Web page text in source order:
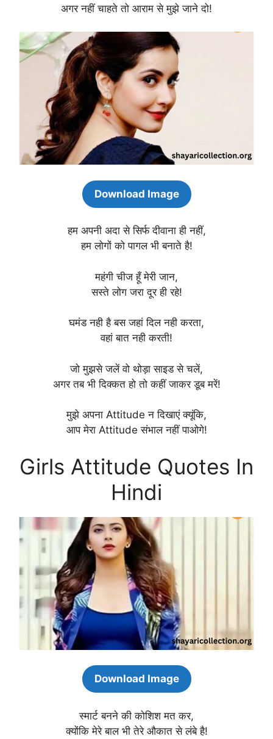
अगर नहीं चाहते तो आराम से मुझे जाने दो!
Download Image
हम अपनी अदा से सिर्फ दीवाना ही नहीं,
हम लोगों को पागल भी बनाते है!
महंगी चीज हूँ मेरी जान,
सस्ते लोग जरा दूर ही रहे!
घमंड नही है बस जहां दिल नही करता,
वहां बात नही करती!
जो मुझसे जलें वो थोड़ा साइड से चलें,
अगर तब भी दिक्कत हो तो कहीं जाकर डूब मरें!
मुझे अपना Attitude न दिखाएं क्यूंकि,
आप मेरा Attitude संभाल नहीं पाओगे!
Girls Attitude Quotes In
Hindi
Download Image
स्मार्ट बनने की कोशिश मत कर,
क्योंकि मेरे बाल भी तेरे औकात से लंबे है!